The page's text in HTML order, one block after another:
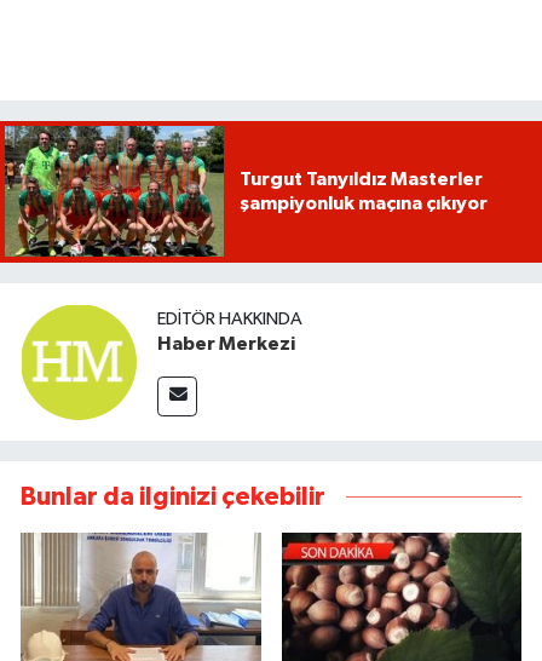
Turgut Tanyıldız Masterler
şampiyonluk maçına çıkıyor
EDITÖR HAKKINDA
Haber Merkezi
Bunlar da ilginizi çekebilir